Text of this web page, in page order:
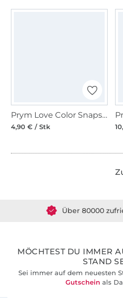
Prym Love Color Snaps Mini Werkzeug-Set
4,90 € / Stk
Über 1.8 Millionen
MÖCHTEST DU IMMER
STAND
Sei immer auf dem neuesten
Gutschein als